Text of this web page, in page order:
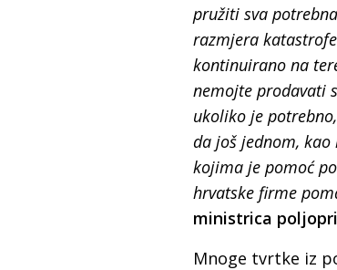
pružiti sva
razmjera
kontinuirano na
nemojte prodavati
ukoliko je
da još jednom,
kojima je pomoć
hrvatske firme
ministrica
Mnoge tvrtke iz